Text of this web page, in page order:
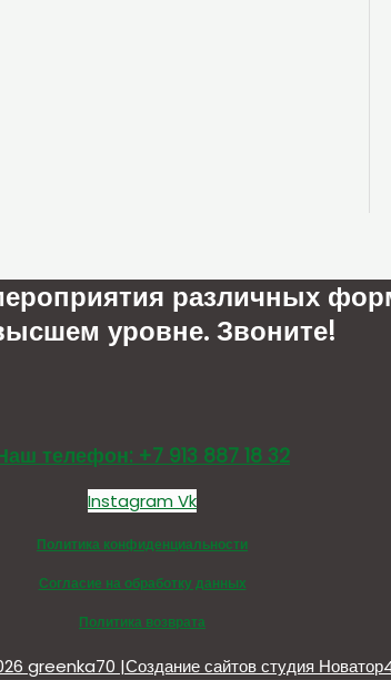
различных
уровне. Звоните!
телефон: +7 913 887 18 32
InstagramVk
Политика конфиденциальности
Согласие на обработку данных
Политика возврата
greenka70 |Создание сайтов студия